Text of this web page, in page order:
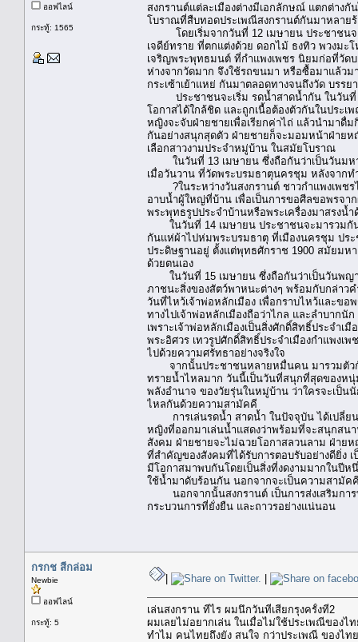
ออฟไลน์
กระทู้: 1565
สงกรานต์แต่ละเมืองต่างมีเอกลักษณ์ แตกต่างกั
โบราณที่สืบทอดประเพณีสงกรานต์กันมาหลาย
โดยเริ่มจากวันที่ 12 เมษายน ประชาชนจะ
เจดีย์ทราย ที่ตกแต่งด้วย ดอกไม้ ธงทิว พวงมะ
เจริญพระพุทธมนต์ ที่กำแพงเพชร นิยมก่อที่วัด
ห่างจากวัดมาก จึงใช้รถขนมา หรือซื้อมาแล้ว
กระเซ้าเย้าแหย่ กันมาตลอดทางจนถึงวัด บรร
ประชาชนจะเริ่ม รดน้ำสาดน้ำกัน ในวันที่
โอกาสได้ใกล้ชิด และถูกเนื้อต้องตัวกันในประ
หญิงจะจับฝ่ายชายเพื่อเรียกค่าไถ่ แล้วนำมาดื่
กันอย่างสนุกสุดตัว ฝ่ายชายก็จะมอมหน้าฝ่ายห
เลือกสาวงามประจำหมู่บ้าน ในสมัยโบราณ
ในวันที่ 13 เมษายน ซึ่งถือกันว่าเป็นวันมหา
เมื่อวันวาน ที่วัดพระบรมธาตุนครชุม หลังจาก
?ในระหว่างวันสงกรานต์ ชาวกำแพงเพชร
อาบน้ำผู้ใหญ่ที่บ้าน เพื่อเป็นการขอศีลขอพรจา
พระพุทธรูปประจำบ้านหรือพระเครื่องมาสรงน้ำ
ในวันที่ 14 เมษายน ประชาชนจะมารวมกัน
กันแห่ผ้าไปห่มพระบรมธาตุ ที่เมืองนครชุม ปร
ประดิษฐานอยู่ ตั้งแต่พุทธศักราช 1900 สมัยมห
ด้วยตนเอง
ในวันที่ 15 เมษายน ซึ่งถือกันว่าเป็นวันพญา
ภาชนะสิ่งของสัตว์พาหนะต่างๆ พร้อมกับกล่าว
วันที่ไหว้เจ้าพ่อหลักเมือง เพื่อกราบไหว้และข
ทางไปเจ้าพ่อหลักเมืองถือว่าไกล และลำบาก
เพราะเจ้าพ่อหลักเมืองเป็นสิ่งศักดิ์สิทธิ์ประจำ
พระอิศวร เทวรูปศักดิ์สิทธิ์ประจำเมืองกำแพง
ไปด้วยความศรัทธาอย่างจริงใจ
จากนั้นประชาชนหลายหมื่นคน มารวมตัวกัน
ทรายน้ำไหลมาก วันนี้เป็นวันที่สนุกที่สุดของห
พลังอำนาจ ของวัยรุ่นในหมู่บ้าน ว่าใครจะเป็น
ไหลกันด้วยความสามัคคี
การเล่นรดน้ำ สาดน้ำ ในปัจจุบัน ได้เปลี่ยน
หญิงที่ออกมาเล่นน้ำแสดงว่าพร้อมที่จะสนุกสนา
สังคม ฝ่ายชายจะไม่ฉวยโอกาสลวนลาม ฝ่าย
ที่สำคัญของสังคมที่ได้รับการตอบรับอย่างดียิ่ง
มีโอกาสมาพบกันโดยเป็นสิ่งที่งดงามมากในปี
ใช้น้ำมาดับร้อนกัน นอกจากจะเป็นความสามัค
นอกจากนั้นสงกรานต์ เป็นการส่งเสริมการท่
กระบวนการที่ยั่งยืน และถาวรอย่างแน่นอน
กรกช สีกล่อม
Newbie
ออฟไลน์
กระทู้: 5
| |
เล่นสงกราน ทีไร ผมนึกวันที่เสียกรุงครั้งที่2
ผมเลยไม่อยากเล่น ในเมื่อไม่ใช้ประเพณีของไ
ทำไม คนไทยถึงยัง สนใจ กว่าประเพณี ของไ